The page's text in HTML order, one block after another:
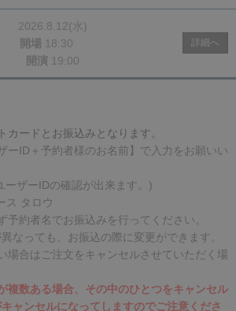
2026.8.12(水)
開場 18:30
開演 19:00
詳細へ
カードとお振込みとなります。
ーID＋予約者様のお名前】で入力をお願いい
ーIDの確認が出来ます。)
タロウ
予約者名でお振込みを行ってください。
っても、お振込の際に変更ができます。
場合はご注文をキャンセルさせていただく場
複数ある場合、その中のひとつをキャンセル
ャンセルになってしますのでご注意くださ